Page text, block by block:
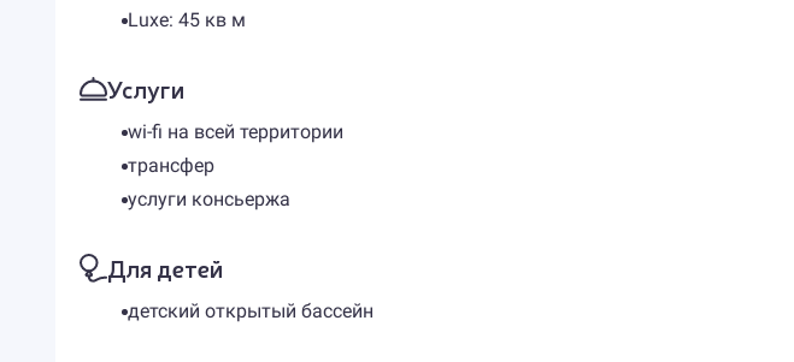
Luxe: 45 кв м
Услуги
wi-fi на всей территории
трансфер
услуги консьержа
Для детей
детский открытый бассейн